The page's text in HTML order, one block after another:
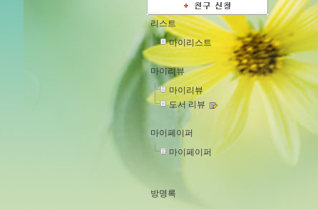
리스트
마이리스트
마이리뷰
마이리뷰
도서 리뷰
마이페이퍼
마이페이퍼
방명록